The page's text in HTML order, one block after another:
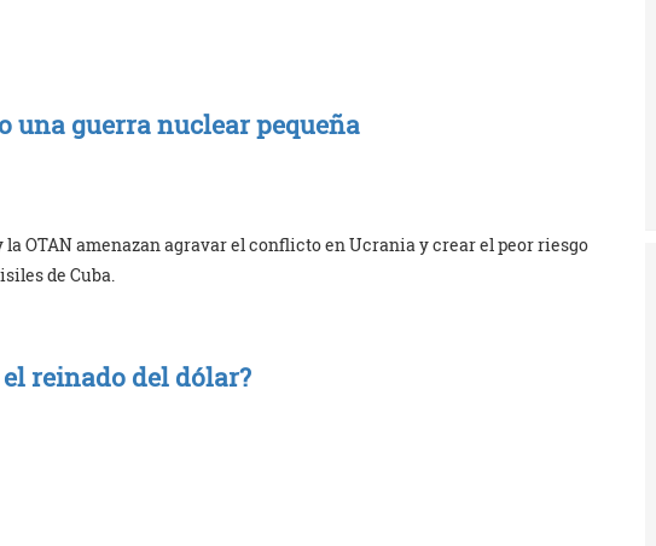
una guerra nuclear pequeña
OTAN amenazan agravar el conflicto en Ucrania y crear el peor riesgo
de Cuba.
reinado del dólar?